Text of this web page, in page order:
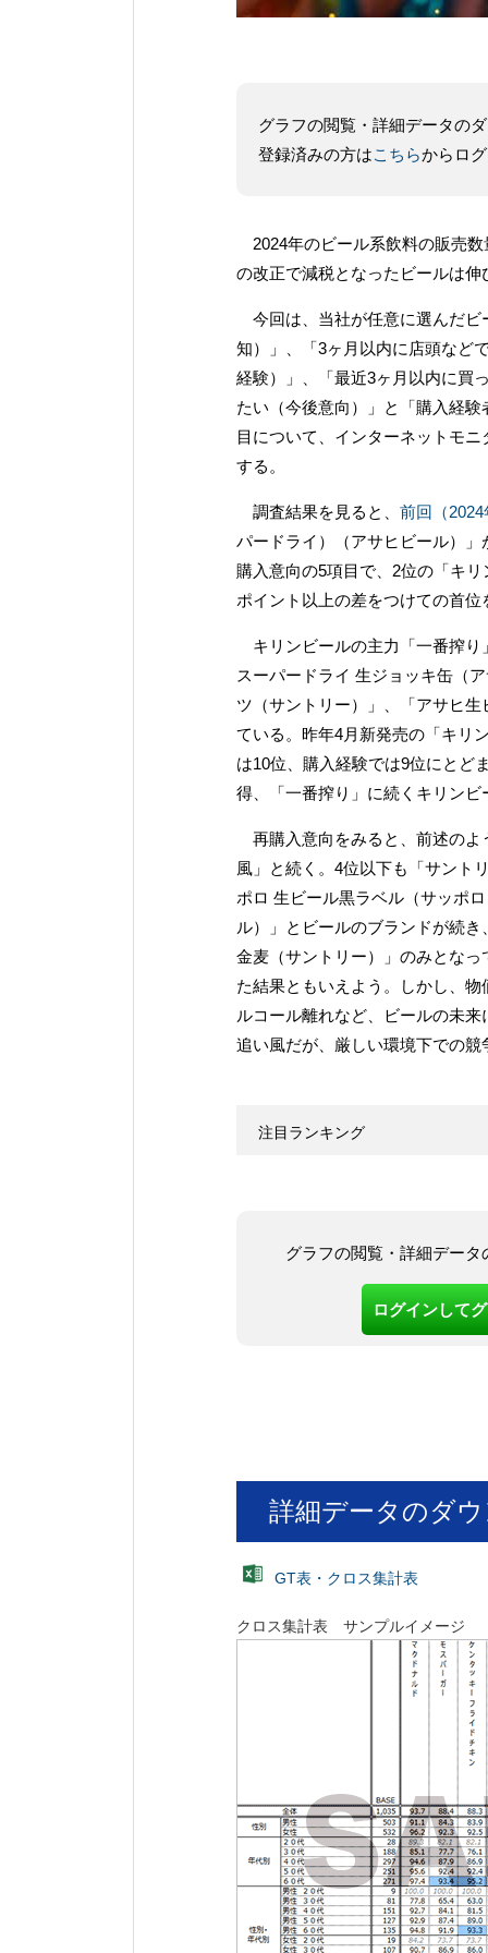
グラフの閲覧・詳細データの
登録済みの方はこちらからロ
2024年のビール系飲料の販売数
の改正で減税となったビールは
今回は、当社が任意に選んだビ
知）」、「3ヶ月以内に店頭など
経験）」、「最近3ヶ月以内に買
たい（今後意向）」と「購入経
目について、インターネットモ
する。
調査結果を見ると、 前回（
パードライ）（アサヒビール）
購入意向の5項目で、2位の「キ
ポイント以上の差をつけての首
キリンビールの主力「一番搾り
スーパードライ 生ジョッキ缶（
ツ（サントリー）」、「アサヒ
ている。昨年4月新発売の「キリ
は10位、購入経験では9位にとど
得、「一番搾り」に続くキリン
再購入意向をみると、前述のよ
風」と続く。4位以下も「サント
ポロ 生ビール黒ラベル（サッポ
ル）」とビールのブランドが続
金麦（サントリー）」のみとな
た結果ともいえよう。しかし、
ルコール離れなど、ビールの未
追い風だが、厳しい環境下での競
注目ランキング
グラフの閲覧・詳細デー
ログインして
詳細データのダ
GT表・クロス集計表
クロス集計表 サンプルイメージ